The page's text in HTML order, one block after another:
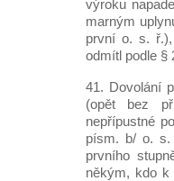
výroku
marným
první o. s.
odmítl podle §
41. Dovolání
(opět bez
nepřípustné
písm. b/ o. s.
prvního
někým, kdo k